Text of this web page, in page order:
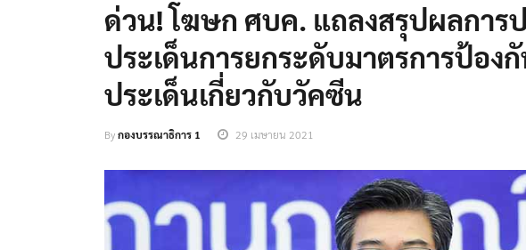
ด่วน! โฆษก ศบค. แถลงสรุปผลการ
ประเด็นการยกระดับมาตรการป้อง
ประเด็นเกี่ยวกับวัคซีน
Byกองบรรณาธิการ 1 29 เมษายน 2021